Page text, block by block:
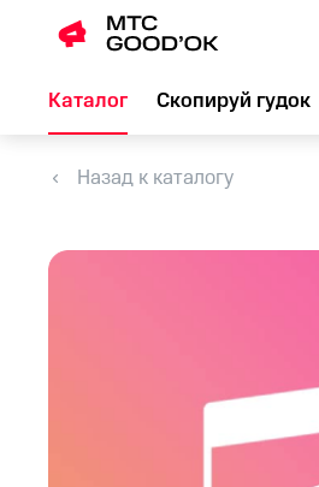
Каталог Скопируй гудок
Назад к каталогу